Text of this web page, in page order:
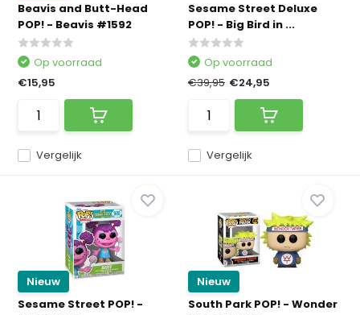
Beavis and Butt-Head
POP! - Beavis #1592
Vergelijk
Op voorraad
€15,95
Sesame Street Deluxe
POP! - Big Bird in ...
Vergelijk
Op voorraad
€39,95 €24,95
Nieuw
Sesame Street POP! -
Nieuw
South Park POP! - Wonder